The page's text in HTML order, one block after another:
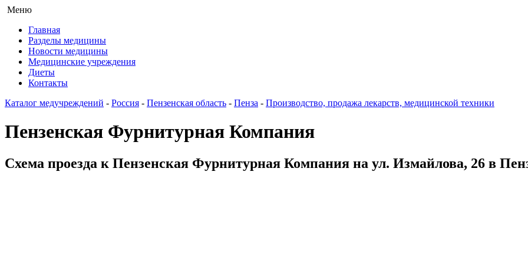
Меню
Главная
Разделы медицины
Новости медицины
Медицинские учреждения
Диеты
Контакты
Каталог медучреждений - Россия - Пензенская область - Пенза - Производство, продажа лекарств, медицинской техники
Пензенская Фурнитурная Компания
Схема проезда к Пензенская Фурнитурная Компания на ул. Измайлова, 26 в